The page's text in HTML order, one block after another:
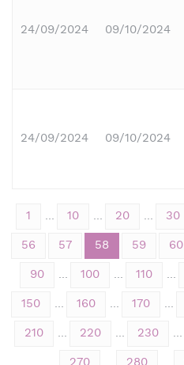
24/09/2024 09/10/2024
24/09/2024 09/10/2024
1 ... 10 ... 20 ... 30
56 57 58 59 60
90 ... 100 ... 110 ...
150 ... 160 ... 170 ...
210 ... 220 ... 230 ...